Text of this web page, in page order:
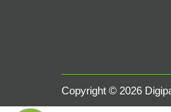
Copyright © 2026